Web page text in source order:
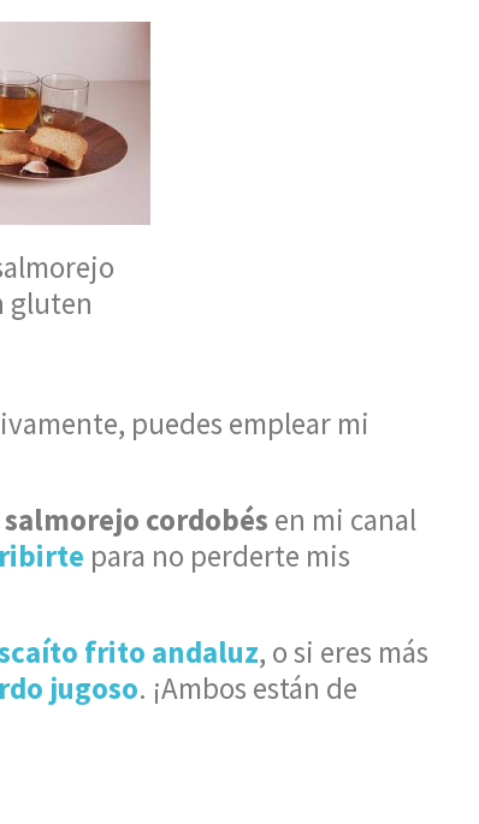
gluten
puedes emplear mi
salmorejo cordobés en mi canal
para no perderte mis
frito andaluz, o si eres más
jugoso. ¡Ambos están de